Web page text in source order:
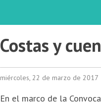
Costas y
miércoles, 22 de marzo de 2017
En el marco de la